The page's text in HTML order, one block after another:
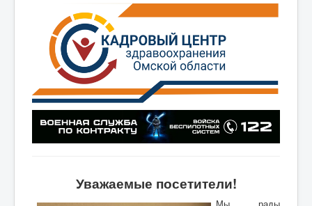
Уважаемые посетители!